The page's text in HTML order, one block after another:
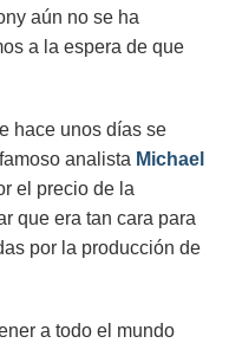
aún no se ha
a la espera de que
hace unos días se
analista Michael
el precio de la
que era tan cara para
por la producción de
a todo el mundo